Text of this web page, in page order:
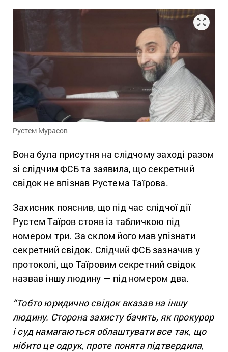
Рустем Мурасов
Вона була присутня на слідчому заході разом
зі слідчим ФСБ та заявила, що секретний
свідок не впізнав Рустема Таїрова.
Захисник пояснив, що під час слідчої дії
Рустем Таїров стояв із табличкою під
номером три. За склом його мав упізнати
секретний свідок. Слідчий ФСБ зазначив у
протоколі, що Таїровим секретний свідок
назвав іншу людину — під номером два.
“Тобто юридично свідок вказав на іншу
людину. Сторона захисту бачить, як прокурор
і суд намагаються облаштувати все так, що
нібито це одрук, проте понята підтвердила,